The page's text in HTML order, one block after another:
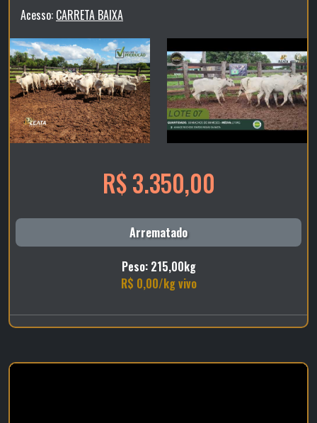
Acesso: CARRETA BAIXA
R$ 3.350,00
Arrematado
Peso: 215,00kg
R$ 0,00/kg vivo